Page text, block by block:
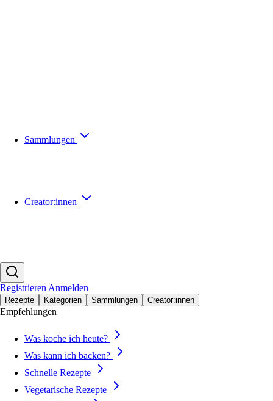
Sammlungen
Creator:innen
Registrieren Anmelden
Rezepte Kategorien Sammlungen Creator:innen
Empfehlungen
Was koche ich heute?
Was kann ich backen?
Schnelle Rezepte
Vegetarische Rezepte